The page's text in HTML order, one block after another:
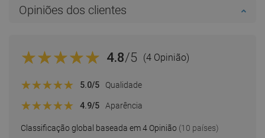
Opiniões dos clientes
4.8/5 (4 Opinião)
Classificação global baseada em 4 Opinião (10 países)
5.0/5 Qualidade
4.9/5 Aparência